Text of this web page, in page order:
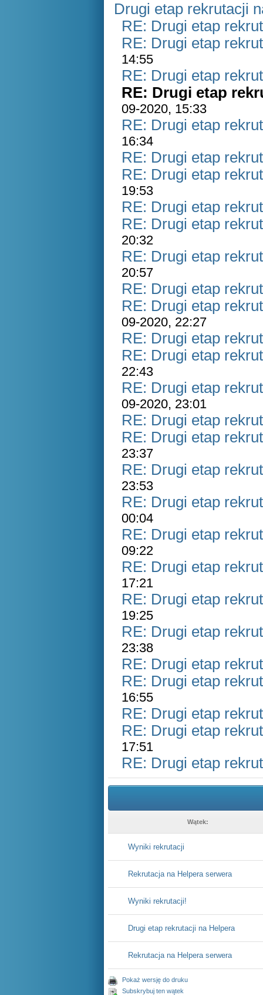
Drugi etap rekrutacji
RE: Drugi etap
RE: Drugi etap
14:55
RE: Drugi etap
RE: Drugi etap
09-2020, 15:33
RE: Drugi etap
16:34
RE: Drugi etap
RE: Drugi etap
19:53
RE: Drugi etap
RE: Drugi etap
20:32
RE: Drugi etap
20:57
RE: Drugi etap
RE: Drugi etap
09-2020, 22:27
RE: Drugi etap
RE: Drugi etap
22:43
RE: Drugi etap
09-2020, 23:01
RE: Drugi etap
RE: Drugi etap
23:37
RE: Drugi etap
23:53
RE: Drugi etap
00:04
RE: Drugi etap
09:22
RE: Drugi etap
17:21
RE: Drugi etap
19:25
RE: Drugi etap
23:38
RE: Drugi etap
RE: Drugi etap
16:55
RE: Drugi etap
RE: Drugi etap
17:51
RE: Drugi etap
Wątek:
Wyniki rekrutacji
Rekrutacja na Helpera serwera
Wyniki rekrutacji!
Drugi etap rekrutacji na Helpera
Rekrutacja na Helpera serwera
Pokaż wersję do druku
Subskrybuj ten wątek